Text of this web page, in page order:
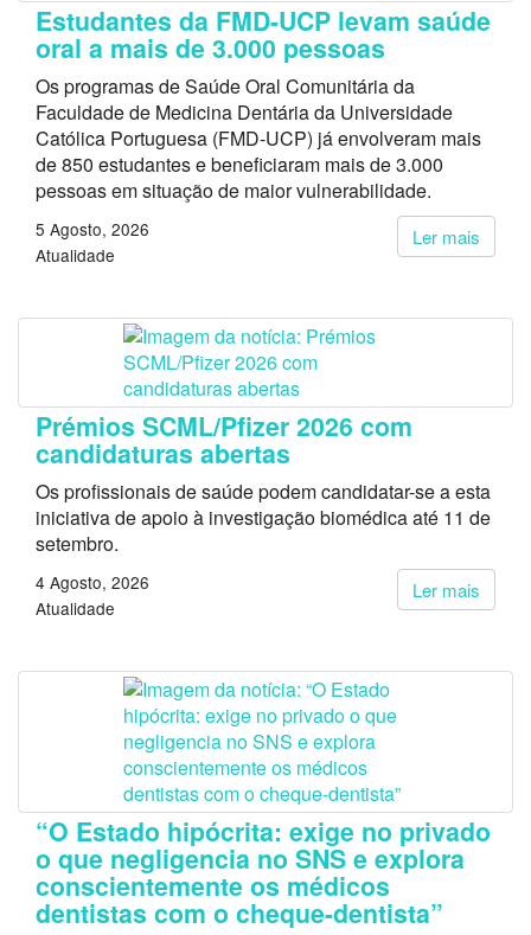
Estudantes da FMD-UCP levam saúde
oral a mais de 3.000 pessoas
Os programas de Saúde Oral Comunitária da
Faculdade de Medicina Dentária da Universidade
Católica Portuguesa (FMD-UCP) já envolveram mais
de 850 estudantes e beneficiaram mais de 3.000
pessoas em situação de maior vulnerabilidade.
Ler mais
5 Agosto, 2026
Atualidade
Prémios SCML/Pfizer 2026 com
candidaturas abertas
Os profissionais de saúde podem candidatar-se a esta
iniciativa de apoio à investigação biomédica até 11 de
setembro.
Ler mais
4 Agosto, 2026
Atualidade
“O Estado hipócrita: exige no privado
o que negligencia no SNS e explora
conscientemente os médicos
dentistas com o cheque-dentista”